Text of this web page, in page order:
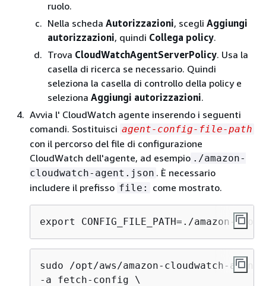
ruolo.
Nella scheda Autorizzazioni, scegli Aggiungi
autorizzazioni, quindi Collega policy.
Trova CloudWatchAgentServerPolicy. Usa la
casella di ricerca se necessario. Quindi
seleziona la casella di controllo della policy e
seleziona Aggiungi autorizzazioni.
Avvia l' CloudWatch agente inserendo i seguenti
comandi. Sostituisci agent-config-file-path
con il percorso del file di configurazione
CloudWatch dell'agente, ad esempio ./amazon-
cloudwatch-agent.json . È necessario
includere il prefisso file: come mostrato.
export CONFIG_FILE_PATH=./amazon-
sudo /opt/aws/amazon-cloudwatch-
-a fetch-config \